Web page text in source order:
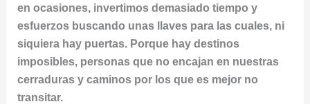
en ocasiones, invertimos demasiado tiempo y
esfuerzos buscando unas llaves para las cuales, ni
siquiera hay puertas. Porque hay destinos
imposibles, personas que no encajan en nuestras
cerraduras y caminos por los que es mejor no
transitar.